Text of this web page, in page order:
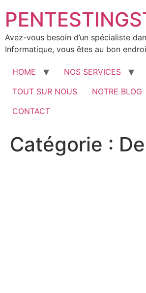
contenu
Avez-vous besoin d’un spécialiste
Informatique, vous êtes au bon
HOME NOS SERVICES
TOUT SUR NOUS
NOTRE BLOG
CONTACT
Catégorie :